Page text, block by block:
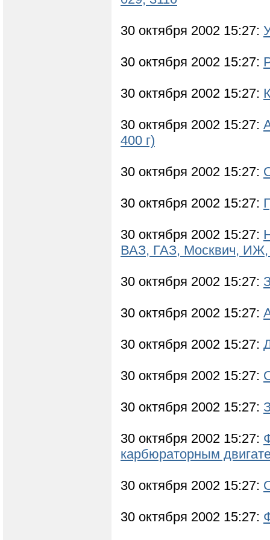
30 октября 2002 15:27:
30 октября 2002 15:27:
30 октября 2002 15:27:
30 октября 2002 15:27:
400 г)
30 октября 2002 15:27:
30 октября 2002 15:27:
30 октября 2002 15:27:
ВАЗ, ГАЗ, Москвич,
30 октября 2002 15:27:
30 октября 2002 15:27:
30 октября 2002 15:27:
30 октября 2002 15:27:
30 октября 2002 15:27:
30 октября 2002 15:27:
карбюраторным
30 октября 2002 15:27:
30 октября 2002 15:27: